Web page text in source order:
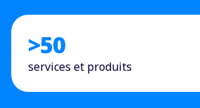
>50
services et produits